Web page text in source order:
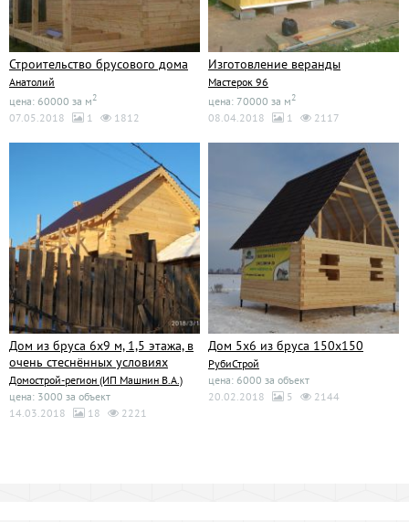
Строительство брусового дома
Анатолий
цена: 60000 за м2
07.05.2018 1 1812
Изготовление веранды
Мастерок 96
цена: 70000 за м2
08.04.2018 1 2117
Дом из бруса 6х9 м, 1,5 этажа, в
очень стеснённых условиях
Домострой-регион (ИП Машнин В.А.)
цена: 3000 за объект
14.03.2018
18 2221
Дом 5х6 из бруса 150х150
РубиСтрой
цена: 6000 за объект
20.02.2018
5 2144